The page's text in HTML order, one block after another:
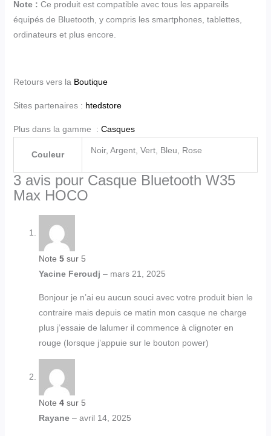
Note : Ce produit est compatible avec tous les appareils
équipés de Bluetooth, y compris les smartphones, tablettes,
ordinateurs et plus encore.
Retours vers la Boutique
Sites partenaires : htedstore
Plus dans la gamme : Casques
Couleur Noir, Argent, Vert, Bleu, Rose
3 avis pour Casque Bluetooth W35
Max HOCO
Note 5sur 5
Yacine Feroudj – mars 21, 2025
Bonjour je n’ai eu aucun souci avec votre produit bien le
contraire mais depuis ce matin mon casque ne charge
plus j’essaie de lalumer il commence à clignoter en
rouge (lorsque j’appuie sur le bouton power)
Note 4sur 5
Rayane – avril 14, 2025